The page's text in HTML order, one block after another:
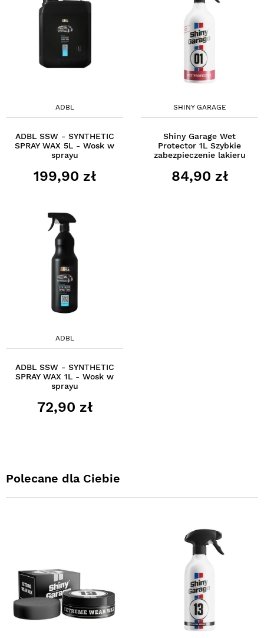
ADBL
ADBL SSW - SYNTHETIC
SPRAY WAX 5L - Wosk w
sprayu
199,90 zł
SHINY GARAGE
Shiny Garage Wet
Protector 1L Szybkie
zabezpieczenie lakieru
84,90 zł
ADBL
ADBL SSW - SYNTHETIC
SPRAY WAX 1L - Wosk w
sprayu
72,90 zł
Polecane dla Ciebie